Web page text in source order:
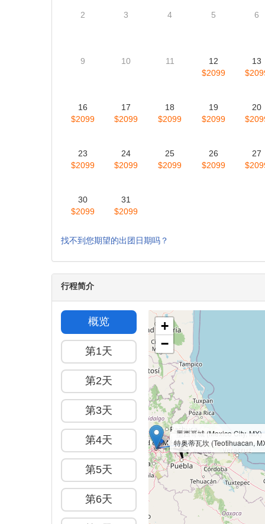
9月
10月
2026
周日 周一 周二 周三 周四
23
$2099
24
25
$2099
26
27
30
$2099
$2099
找不到您期望的出团日期吗？
行程简介
概览
第1天
+